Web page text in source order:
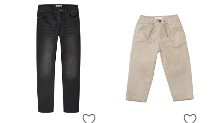
ZUR WUNSCHLISTE HINZUFÜGEN
ZUR